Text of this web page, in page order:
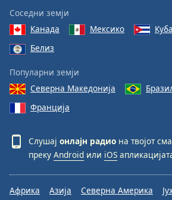
Соседни земји
Канада
Мексико Куба
Белиз
Популарни земји
Северна Македонија
Франција
Слушај онлајн радио на твојот
преку Android или iOS
Африка Азија Северна Америка